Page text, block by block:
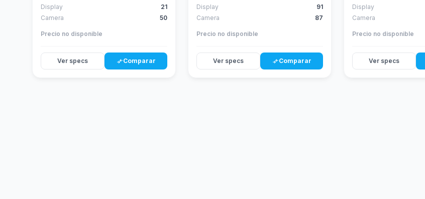
Display
21
Camera
50
Precio no disponible
Ver specs compare_arrowsComparar
Display
91
Camera
87
Precio no disponible
Ver specs compare_arrowsComparar
Display
Camera
Precio no disponible
Ver specs